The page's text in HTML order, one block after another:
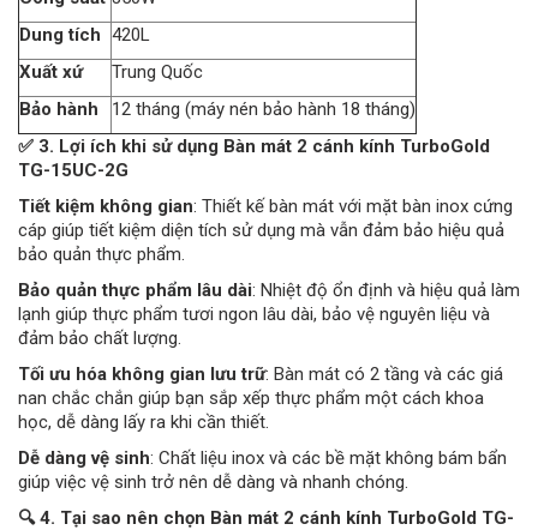
Dung tích 420L
Xuất xứ
Trung Quốc
Bảo hành
12 tháng (máy nén bảo hành 18 tháng)
✅ 3. Lợi ích khi sử dụng Bàn mát 2 cánh kính TurboGold
TG-15UC-2G
Tiết kiệm không gian: Thiết kế bàn mát với mặt bàn inox cứng
cáp giúp tiết kiệm diện tích sử dụng mà vẫn đảm bảo hiệu quả
bảo quản thực phẩm.
Bảo quản thực phẩm lâu dài: Nhiệt độ ổn định và hiệu quả làm
lạnh giúp thực phẩm tươi ngon lâu dài, bảo vệ nguyên liệu và
đảm bảo chất lượng.
Tối ưu hóa không gian lưu trữ: Bàn mát có 2 tầng và các giá
nan chắc chắn giúp bạn sắp xếp thực phẩm một cách khoa
học, dễ dàng lấy ra khi cần thiết.
Dễ dàng vệ sinh: Chất liệu inox và các bề mặt không bám bẩn
giúp việc vệ sinh trở nên dễ dàng và nhanh chóng.
🔍 4. Tại sao nên chọn Bàn mát 2 cánh kính TurboGold TG-